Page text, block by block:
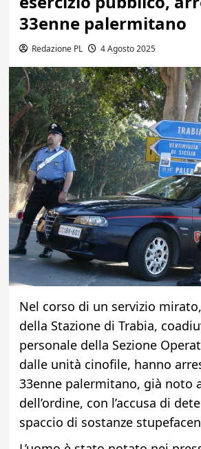
33enne palermitano
Redazione PL 4 Agosto 2025
Nel corso di un servizio
della Stazione di Trabia,
personale della Sezione
dalle unità cinofile, hanno
33enne palermitano, già noto
dell’ordine, con l’accusa di
spaccio di sostanze